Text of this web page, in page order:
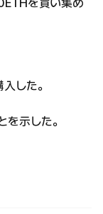
を買い集め
した。
示した。